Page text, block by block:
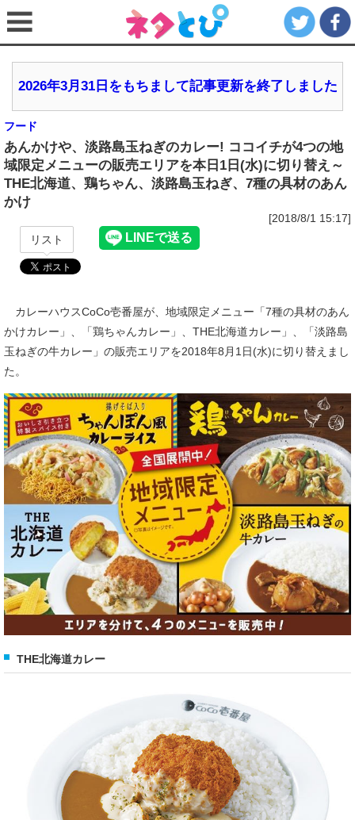
2026年3月31日をもちまして記事更新を終了しました
フード
あんかけや、淡路島玉ねぎのカレー! ココイチが4つの地
域限定メニューの販売エリアを本日1日(水)に切り替え～
THE北海道、鶏ちゃん、淡路島玉ねぎ、7種の具材のあん
かけ
[2018/8/1 15:17]
リスト
カレーハウスCoCo壱番屋が、地域限定メニュー「7種の具材のあん
かけカレー」、「鶏ちゃんカレー」、THE北海道カレー」、「淡路島
玉ねぎの牛カレー」の販売エリアを2018年8月1日(水)に切り替えまし
た。
THE北海道カレー